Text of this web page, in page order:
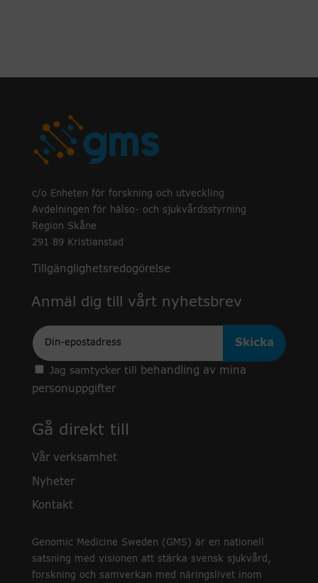
c/o Enheten för forskning och utveckling
Avdelningen för hälso- och sjukvårdsstyrning
Region Skåne
291 89 Kristianstad
Tillgänglighetsredogörelse
Anmäl dig till vårt nyhetsbrev
Epost
Jag samtycker till
behandling av mina
personuppgifter
Gå direkt till
Vår verksamhet
Nyheter
Kontakt
Genomic Medicine Sweden (GMS) är en nationell
satsning med visionen att stärka svensk sjukvård,
forskning och samverkan med näringslivet inom